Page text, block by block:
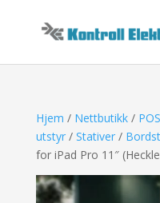
Hjem / Nettbutikk/
utstyr/ Stativer/
for iPad Pro 11″